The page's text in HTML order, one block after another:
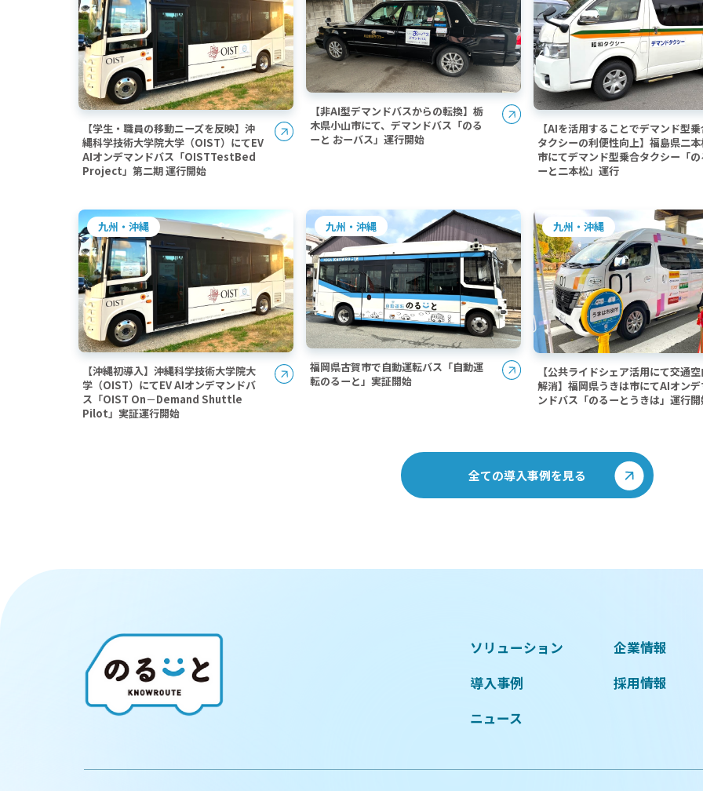
【学生・職員の移動ニーズを反映】沖
縄科学技術大学院大学（OIST）にてEV
AIオンデマンドバス「OISTTestBed
Project」第二期 運行開始
【非AI型デマンドバスからの転換】栃
木県小山市にて、デマンドバス「のる
ーと おーバス」運行開始
【AIを活用することでデマンド型
タクシーの利便性向上】福島県二
市にてデマンド型乗合タクシー「
ーと二本松」運行
九州・沖縄
【沖縄初導入】沖縄科学技術大学院大
学（OIST）にてEV AIオンデマンドバ
ス「OIST On－Demand Shuttle
Pilot」実証運行開始
九州・沖縄
福岡県古賀市で自動運転バス「自動運
転のるーと」実証開始
九州・沖縄
【公共ライドシェア活用にて交通
解消】福岡県うきは市にてAIオン
ンドバス「のるーとうきは」運行
全ての導入事例を見る
ソリューション
導入事例
ニュース
企業情報
採用情報